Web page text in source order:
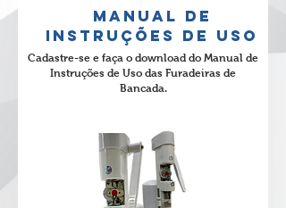
MANUAL DE
INSTRUÇÕES DE USO
Cadastre-se e faça o download do Manual de
Instruções de Uso das Furadeiras de
Bancada.